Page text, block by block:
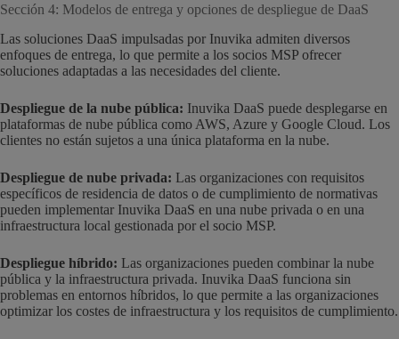
Sección 4: Modelos de entrega y opciones de despliegue de DaaS
Las soluciones DaaS impulsadas por Inuvika admiten diversos
enfoques de entrega, lo que permite a los socios MSP ofrecer
soluciones adaptadas a las necesidades del cliente.
Despliegue de la nube pública: Inuvika DaaS puede desplegarse en
plataformas de nube pública como AWS, Azure y Google Cloud. Los
clientes no están sujetos a una única plataforma en la nube.
Despliegue de nube privada: Las organizaciones con requisitos
específicos de residencia de datos o de cumplimiento de normativas
pueden implementar Inuvika DaaS en una nube privada o en una
infraestructura local gestionada por el socio MSP.
Despliegue híbrido: Las organizaciones pueden combinar la nube
pública y la infraestructura privada. Inuvika DaaS funciona sin
problemas en entornos híbridos, lo que permite a las organizaciones
optimizar los costes de infraestructura y los requisitos de cumplimiento.